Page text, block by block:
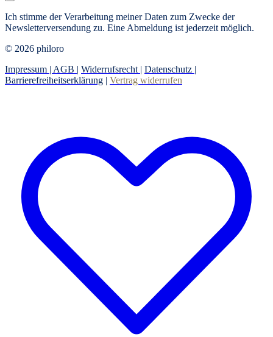
Ich stimme der Verarbeitung meiner Daten zum Zwecke der
Newsletterversendung zu. Eine Abmeldung ist jederzeit möglich.
© 2026 philoro
Impressum | AGB | Widerrufsrecht | Datenschutz |
Barrierefreiheitserklärung | Vertrag widerrufen